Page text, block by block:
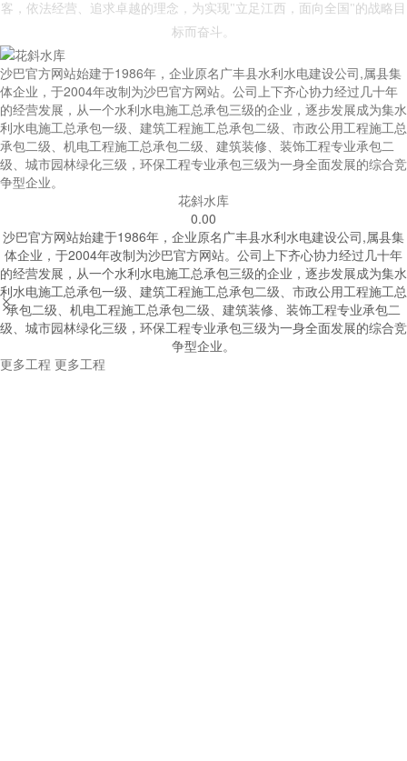
客，依法经营、追求卓越的理念，为实现"立足江西，面向全国"的战略目
标而奋斗。
沙巴官方网站始建于1986年，企业原名广丰县水利水电建设公司,属县集
体企业，于2004年改制为沙巴官方网站。公司上下齐心协力经过几十年
的经营发展，从一个水利水电施工总承包三级的企业，逐步发展成为集水
利水电施工总承包一级、建筑工程施工总承包二级、市政公用工程施工总
承包二级、机电工程施工总承包二级、建筑装修、装饰工程专业承包二
级、城市园林绿化三级，环保工程专业承包三级为一身全面发展的综合竞
争型企业。
花斜水库
0.00
沙巴官方网站始建于1986年，企业原名广丰县水利水电建设公司,属县集
体企业，于2004年改制为沙巴官方网站。公司上下齐心协力经过几十年
的经营发展，从一个水利水电施工总承包三级的企业，逐步发展成为集水
利水电施工总承包一级、建筑工程施工总承包二级、市政公用工程施工总
承包二级、机电工程施工总承包二级、建筑装修、装饰工程专业承包二
级、城市园林绿化三级，环保工程专业承包三级为一身全面发展的综合竞
争型企业。


更多工程 更多工程